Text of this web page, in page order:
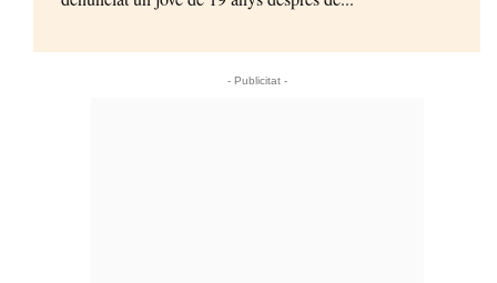
- Publicitat -